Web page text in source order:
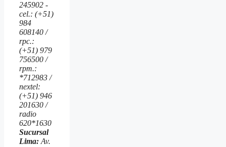
245902 -
cel.: (+51)
984
608140 /
rpc.:
(+51) 979
756500 /
rpm.:
*712983 /
nextel:
(+51) 946
201630 /
radio
620*1630
Sucursal
Lima: Av.